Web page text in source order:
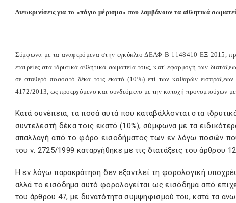
Διευκρινίσεις για το «πάγιο μέρισμα» που λαμβάνουν τα αθλητικά
Σύμφωνα με τα αναφερόμενα στην εγκύκλιο ΔΕΑΦ Β 1148410 ΕΞ 2015,
εταιρείες στα ιδρυτικά αθλητικά σωματεία τους, κατ’ εφαρμογή των
σε σταθερό ποσοστό δέκα τοις εκατό (10%) επί των καθαρών
4172/2013, ως προερχόμενο και συνδεόμενο με την κατοχή προνομιούχων
Κατά συνέπεια, τα ποσά αυτά που καταβάλλονται στα
συντελεστή δέκα τοις εκατό (10%), σύμφωνα με τα
απαλλαγή από το φόρο εισοδήματος των εν λόγω ποσών
του ν. 2725/1999 καταργήθηκε με τις διατάξεις του άρθρου
Η εν λόγω παρακράτηση δεν εξαντλεί τη φορολογική
αλλά το εισόδημα αυτό φορολογείται ως εισόδημα από
του άρθρου 47, με δυνατότητα συμψηφισμού του, κατά τα